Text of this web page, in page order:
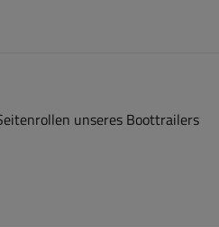
unseres Boottrailers